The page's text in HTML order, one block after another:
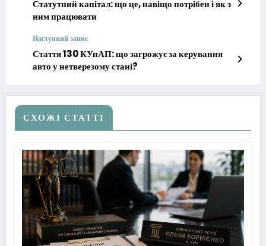
Статутний капітал: що це, навіщо потрібен і як з
ним працювати
Наступний запис
Стаття 130 КУпАП: що загрожує за керування
авто у нетверезому стані?
СХОЖІ СТАТТІ